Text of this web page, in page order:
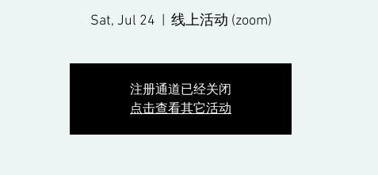
Sat, Jul 24 线上活动 (zoom)
注册通道已经关闭
点击查看其它活动